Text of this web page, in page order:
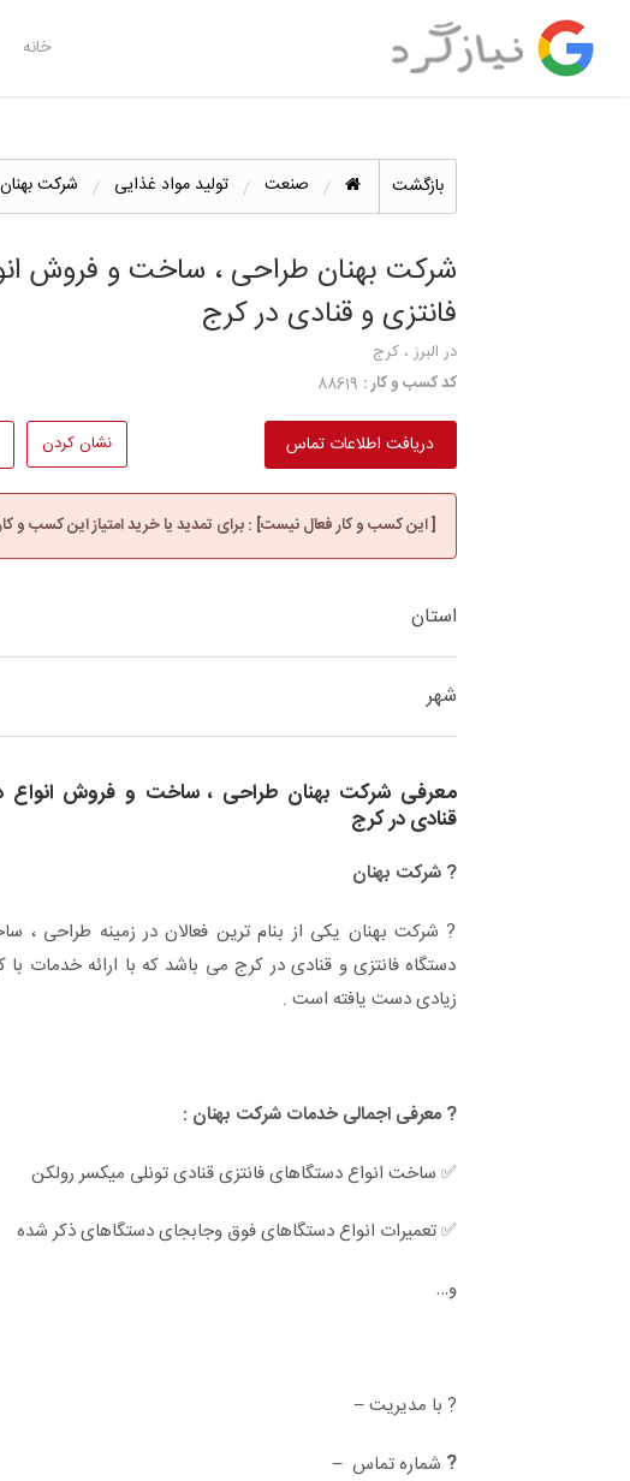
خانه
بازگشت صنعت تولید مواد غذایی شرکت
شرکت بهنان طراحی ، ساخت و فروش
فانتزی و قنادی در کرج
در البرز ، کرج
کد کسب و کار :
دریافت اطلاعات تماس نشان کردن
[ این کسب و کار فعال نیست] : برای تمدید یا خرید امتیاز این کسب و
استان
شهر
معرفی شرکت بهنان طراحی ، ساخت و فروش انواع
قنادی در کرج
? شرکت بهنان
? شرکت بهنان یکی از بنام ترین فعالان در زمینه طراحی ،
دستگاه فانتزی و قنادی در کرج می باشد که با ارائه خدمات
زیادی دست یافته است .
? معرفی اجمالی خدمات شرکت بهنان :
✅ ساخت انواع دستگاهای فانتزی قنادی تونلی میکسر رولکن
✅ تعمیرات انواع دستگاهای فوق وجابجای دستگاهای ذکر شده
و…
? با مدیریت–
? شماره تماس –